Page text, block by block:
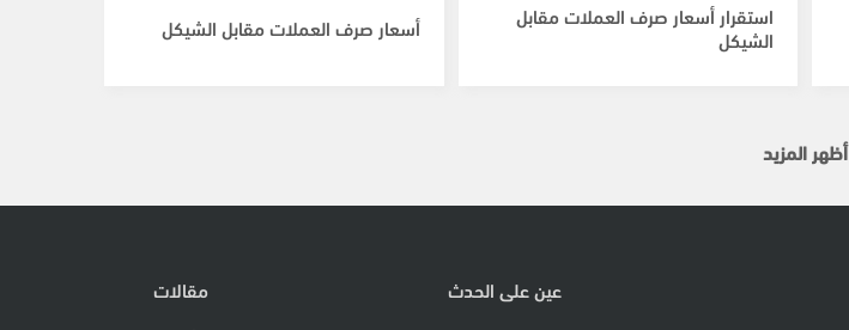
استقرار أسعار صرف العملات مقابل
الشيكل
أسعار صرف العملات مقابل الشيكل
أظهر المزيد
عين على الحدث مقالات